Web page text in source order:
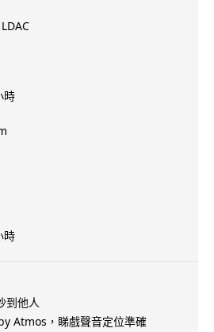
時
時
到他人
Atmos，睇戲聲音定位準確